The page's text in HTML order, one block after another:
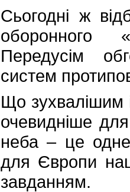
Сьогодні ж
оборонного
Передусім
систем
Що зухвалішим
очевидніше
неба – це одне
для Європи
завданням.